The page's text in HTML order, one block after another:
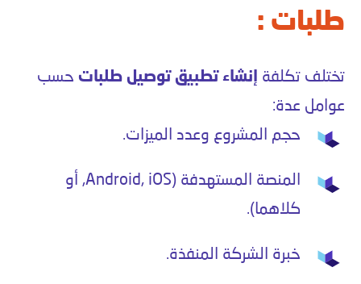
طلبات :
تختلف تكلفة إنشاء تطبيق توصيل طلبات حسب
عوامل عدة:
حجم المشروع وعدد الميزات.
المنصة المستهدفة (Android, iOS, أو
كلاهما).
خبرة الشركة المنفذة.